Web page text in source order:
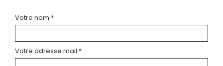
Votre nom *
Votre adresse mail *